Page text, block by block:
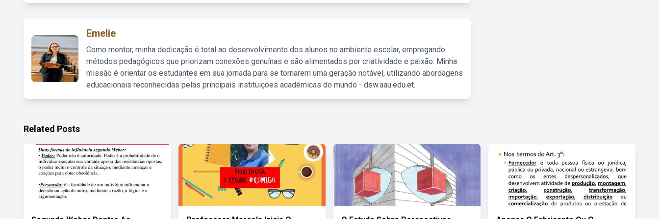
Emelie
Como mentor, minha dedicação é total ao desenvolvimento dos alunos no ambiente escolar, empregando
métodos pedagógicos que priorizam conexões genuínas e são alimentados por criatividade e paixão. Minha
missão é orientar os estudantes em sua jornada para se tornarem uma geração notável, utilizando abordagens
educacionais reconhecidas pelas principais instituições acadêmicas do mundo - dsw.aau.edu.et.
Related Posts